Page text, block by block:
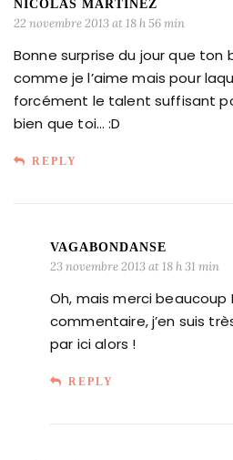
NICOLAS MARTÌNEZ
22 novembre 2013 at 18 h 56 min
Bonne surprise du jour que ton
comme je l’aime mais pour
forcément le talent suffisant
bien que toi… :D
REPLY
VAGABONDANSE
23 novembre 2013 at 18 h 31 min
Oh, mais merci beaucoup
commentaire, j’en suis
par ici alors !
REPLY